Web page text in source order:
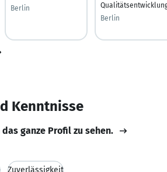
Berlin
Berlin
Kenntnisse
ganze Profil zu sehen.
Zuverlässigkeit